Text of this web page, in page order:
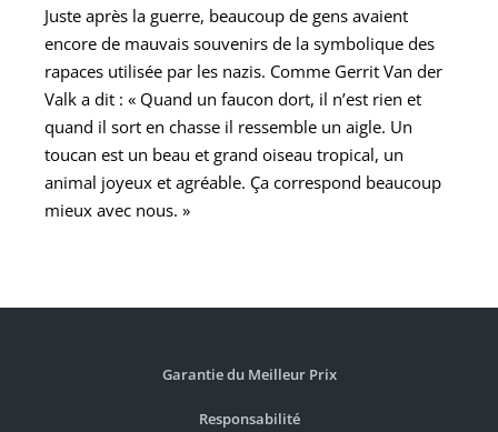
Juste après la guerre, beaucoup de gens avaient
encore de mauvais souvenirs de la symbolique des
rapaces utilisée par les nazis. Comme Gerrit Van der
Valk a dit : « Quand un faucon dort, il n’est rien et
quand il sort en chasse il ressemble un aigle. Un
toucan est un beau et grand oiseau tropical, un
animal joyeux et agréable. Ça correspond beaucoup
mieux avec nous. »
Garantie du Meilleur Prix
Responsabilité